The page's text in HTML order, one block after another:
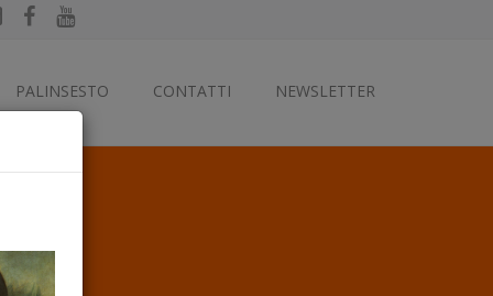
PALINSESTO CONTATTI NEWSLETTER